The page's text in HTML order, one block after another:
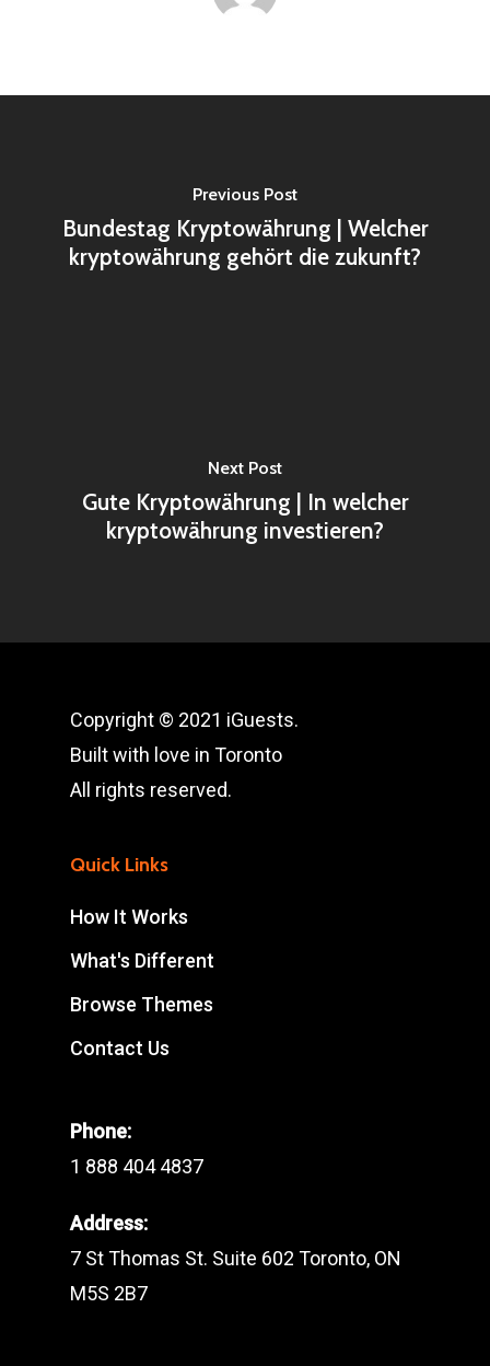
Previous Post
Bundestag Kryptowährung | Welcher
kryptowährung gehört die zukunft?
Next Post
Gute Kryptowährung | In welcher
kryptowährung investieren?
Copyright © 2021 iGuests.
Built with love in Toronto
All rights reserved.
Quick Links
How It Works
What's Different
Browse Themes
Contact Us
Phone:
1 888 404 4837
Address:
7 St Thomas St. Suite 602 Toronto, ON
M5S 2B7